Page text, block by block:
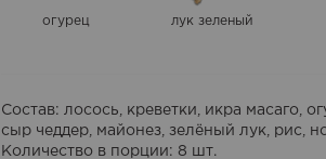
огурец лук зеленый
Состав: лосось, креветки, икра масаго,
сыр чеддер, майонез, зелёный лук, рис,
Количество в порции: 8 шт.